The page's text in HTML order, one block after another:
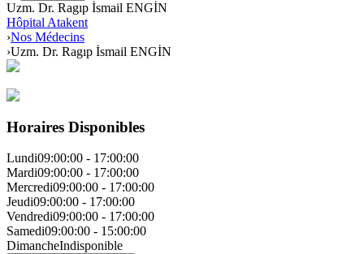
Uzm. Dr. Ragıp İsmail ENGİN
Hôpital Atakent
›Nos Médecins
›Uzm. Dr. Ragıp İsmail ENGİN
Horaires Disponibles
Lundi09:00:00 - 17:00:00
Mardi09:00:00 - 17:00:00
Mercredi09:00:00 - 17:00:00
Jeudi09:00:00 - 17:00:00
Vendredi09:00:00 - 17:00:00
Samedi09:00:00 - 15:00:00
DimancheIndisponible